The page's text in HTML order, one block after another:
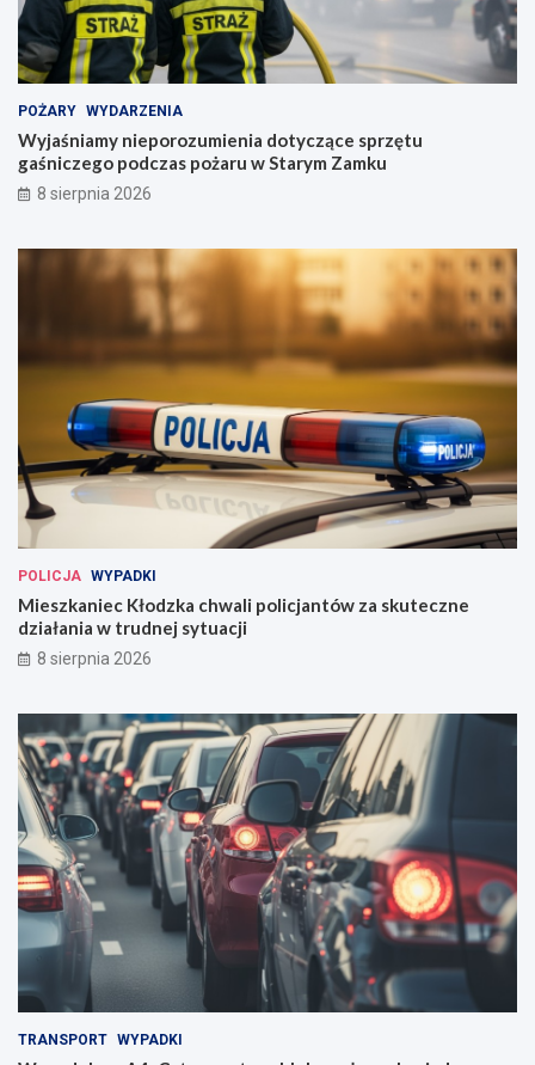
POŻARY WYDARZENIA
Wyjaśniamy nieporozumienia dotyczące sprzętu
gaśniczego podczas pożaru w Starym Zamku
8 sierpnia 2026
POLICJA WYPADKI
Mieszkaniec Kłodzka chwali policjantów za skuteczne
działania w trudnej sytuacji
8 sierpnia 2026
TRANSPORT WYPADKI